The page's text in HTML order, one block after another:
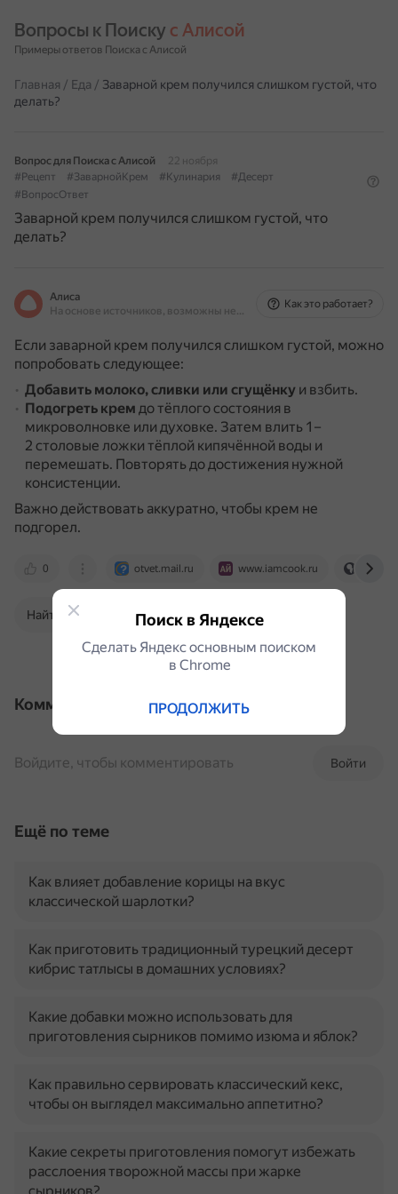
Вопросы к Поиску с Алисой
Примеры ответов Поиска с Алисой
Главная / Еда / Заварной крем получился слишком густой, что
делать?
Вопрос для Поиска с Алисой
22 ноября
#Рецепт
#ЗаварнойКрем #Кулинария
#Десерт
#ВопросОтвет
Заварной крем получился слишком густой, что
делать?
Алиса
На основе источников, возможны неточности
Как это работает?
Если заварной крем получился слишком густой, можно
попробовать следующее:
Добавить молоко, сливки или сгущёнку и взбить.
Подогреть крем до тёплого состояния в
микроволновке или духовке. Затем влить 1–
2 столовые ложки тёплой кипячённой воды и
перемешать. Повторять до достижения нужной
консистенции.
Важно действовать аккуратно, чтобы крем не
подгорел.
0 otvet.mail.ru www.iamcook.ru
Найти в Поиске
Комментарии
Войти
Войдите, чтобы комментировать
Ещё по теме
Как влияет добавление корицы на вкус
классической шарлотки?
Как приготовить традиционный турецкий десерт
кибрис татлысы в домашних условиях?
Какие добавки можно использовать для
приготовления сырников помимо изюма и яблок?
Как правильно сервировать классический кекс,
чтобы он выглядел максимально аппетитно?
Какие секреты приготовления помогут избежать
расслоения творожной массы при жарке
Поиск в Яндексе
Сделать Яндекс основным поиском
в Сhrome
ПРОДОЛЖИТЬ